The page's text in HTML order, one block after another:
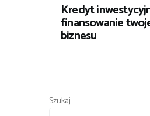
Kredyt
finansowanie
biznesu
Szukaj